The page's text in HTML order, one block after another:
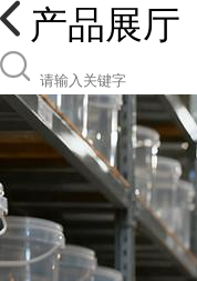
产品展厅